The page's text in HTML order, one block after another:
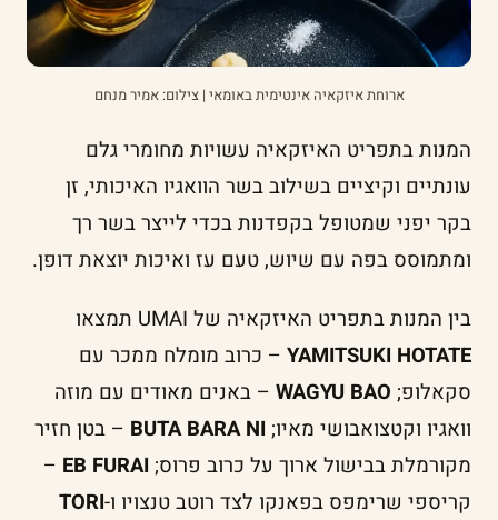
ארוחת איזקאיה אינטימית באומאי | צילום: אמיר מנחם
המנות בתפריט האיזקאיה עשויות מחומרי גלם
עונתיים וקיציים בשילוב בשר הוואגיו האיכותי, זן
בקר יפני שמטופל בקפדנות בכדי לייצר בשר רך
ומתמוסס בפה עם שיוש, טעם עז ואיכות יוצאת דופן.
בין המנות בתפריט האיזקאיה של UMAI תמצאו
YAMITSUKI HOTATE – כרוב מומלח ממכר עם
סקאלופ; WAGYU BAO – באנים מאודים עם מוזה
וואגיו וקטצואבושי מאיו; BUTA BARA NI – בטן חזיר
מקורמלת בבישול ארוך על כרוב פרוס; EB FURAI
–
קריספי שרימפס בפאנקו לצד רוטב טנצויו ו-TORI